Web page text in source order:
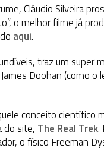
Cláudio Silveira
o melhor filme já
aqui.
traz um super
Doohan (como o
conceito científico
do site, The Real Trek.
o físico Freeman